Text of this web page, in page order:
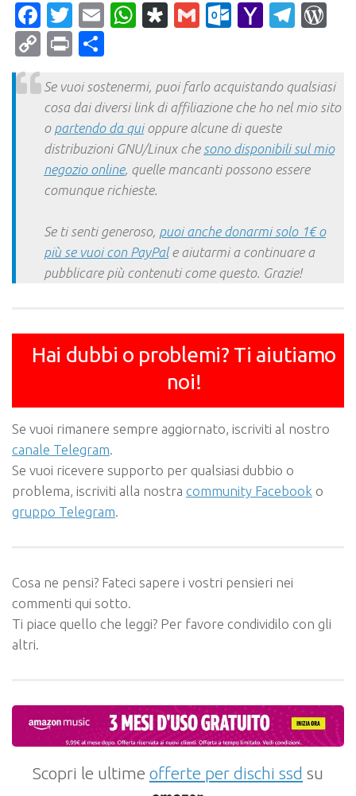
Facebook
Twitter
EmailWhatsApp
Diaspora
Gmail Yahoo
CopyPrint
Se vuoi sostenermi, puoi farlo acquistando qualsiasi
cosa dai diversi link di affiliazione che ho nel mio sito
o partendo da quioppure alcune di queste
distribuzioni GNU/Linux che sono disponibili sul mio
negozio online, quelle mancanti possono essere
comunque richieste.
Se ti senti generoso, puoi anche donarmi solo 1€ o
più se vuoi con PayPale aiutarmi a continuare a
pubblicare più contenuti come questo. Grazie!
Hai dubbi o problemi? Ti aiutiamo
noi!
Se vuoi rimanere sempre aggiornato, iscriviti al nostro
canale Telegram.
Se vuoi ricevere supporto per qualsiasi dubbio o
problema, iscriviti alla nostra community Facebook o
gruppo Telegram.
Cosa ne pensi? Fateci sapere i vostri pensieri nei
commenti qui sotto.
Ti piace quello che leggi? Per favore condividilo con gli
altri.
Scopri le ultime offerte per dischi ssd su